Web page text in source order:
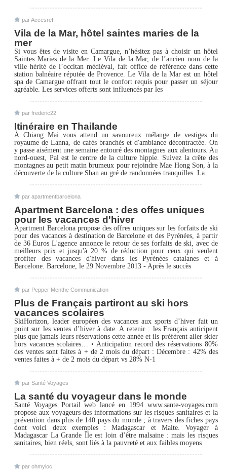
par Accesref
Vila de la Mar, hôtel saintes maries de la
mer
Si vous êtes de visite en Camargue, n’hésitez pas à choisir un hôtel
Saintes Maries de la Mer. Le Vila de la Mar, de l’ancien nom de la
ville hérité de l’occitan médiéval, fait office de référence dans cette
station balnéaire réputée de Provence. Le Vila de la Mar est un hôtel
spa de Camargue offrant tout le confort requis pour passer un séjour
agréable. Les services offerts sont influencés par les
par frederic22
Itinéraire en Thailande
À Chiang Mai vous attend un savoureux mélange de vestiges du
royaume de Lanna, de cafés branchés et d'ambiance décontractée. On
y passe aisément une semaine entouré des montagnes aux alentours. Au
nord-ouest, Pal est le centre de la culture hippie. Suivez la crête des
montagnes au petit matin brumeux pour rejoindre Mae Hong Son, à la
découverte de la culture Shan au gré de randonnées tranquilles. La
par apartmentbarcelona
Apartment Barcelona : des offes uniques
pour les vacances d'hiver
Apartment Barcelona propose des offres uniques sur les forfaits de ski
pour des vacances à destination de Barcelone et des Pyrénées, à partir
de 36 Euros L'agence annonce le retour de ses forfaits de ski, avec de
meilleurs prix et jusqu'à 20 % de réduction pour ceux qui veulent
profiter des vacances d'hiver dans les Pyrénées catalanes et à
Barcelone. Barcelone, le 29 Novembre 2013 - Après le succès
par Pepper Menthe Communication
Plus de Français partiront au ski hors
vacances scolaires
SkiHorizon, leader européen des vacances aux sports d’hiver fait un
point sur les ventes d’hiver à date. A retenir : les Français anticipent
plus que jamais leurs réservations cette année et ils préfèrent aller skier
hors vacances scolaires… • Anticipation record des réservations 80%
des ventes sont faites à + de 2 mois du départ : Décembre : 42% des
ventes faites à + de 2 mois du départ vs 28% N-1
par Santé Voyages
La santé du voyageur dans le monde
Santé Voyages Portail web lancé en 1994 www.sante-voyages.com
propose aux voyageurs des informations sur les risques sanitaires et la
prévention dans plus de 140 pays du monde ; à travers des fiches pays
dont voici deux exemples : Madagascar et Malte. Voyager à
Madagascar La Grande Île est loin d’être malsaine : mais les risques
sanitaires, bien réels, sont liés à la pauvreté et aux faibles moyens
par ohmyloc